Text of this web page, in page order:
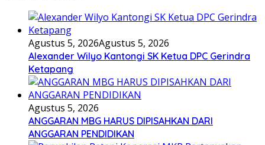
Agustus 5, 2026Agustus 5, 2026
Alexander Wilyo Kantongi SK Ketua DPC Gerindra
Ketapang
Agustus 5, 2026
ANGGARAN MBG HARUS DIPISAHKAN DARI
ANGGARAN PENDIDIKAN